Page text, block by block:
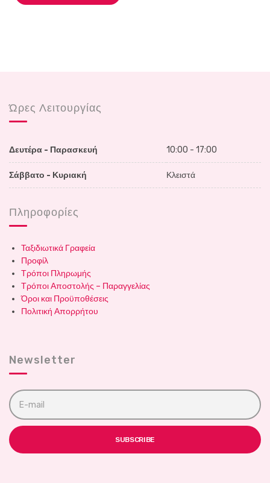
Ώρες Λειτουργίας
Δευτέρα - Παρασκευή 10:00 - 17:00
Σάββατο - Κυριακή Κλειστά
Πληροφορίες
Ταξιδιωτικά Γραφεία
Προφίλ
Τρόποι Πληρωμής
Τρόποι Αποστολής – Παραγγελίας
Όροι και Προϋποθέσεις
Πολιτική Απορρήτου
Newsletter
E
m
a
l
a
SUBSCRIBE